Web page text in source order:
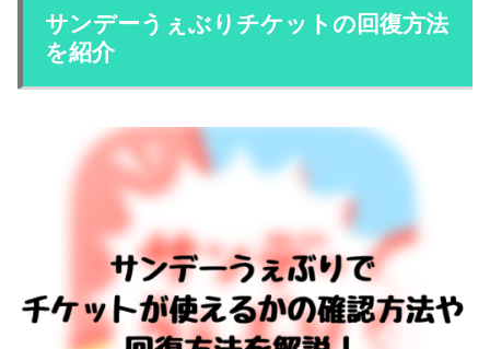
サンデーうぇぶりチケットの回復方法
を紹介